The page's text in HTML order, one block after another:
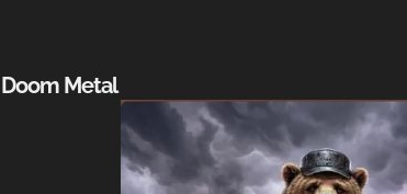
Doom Metal